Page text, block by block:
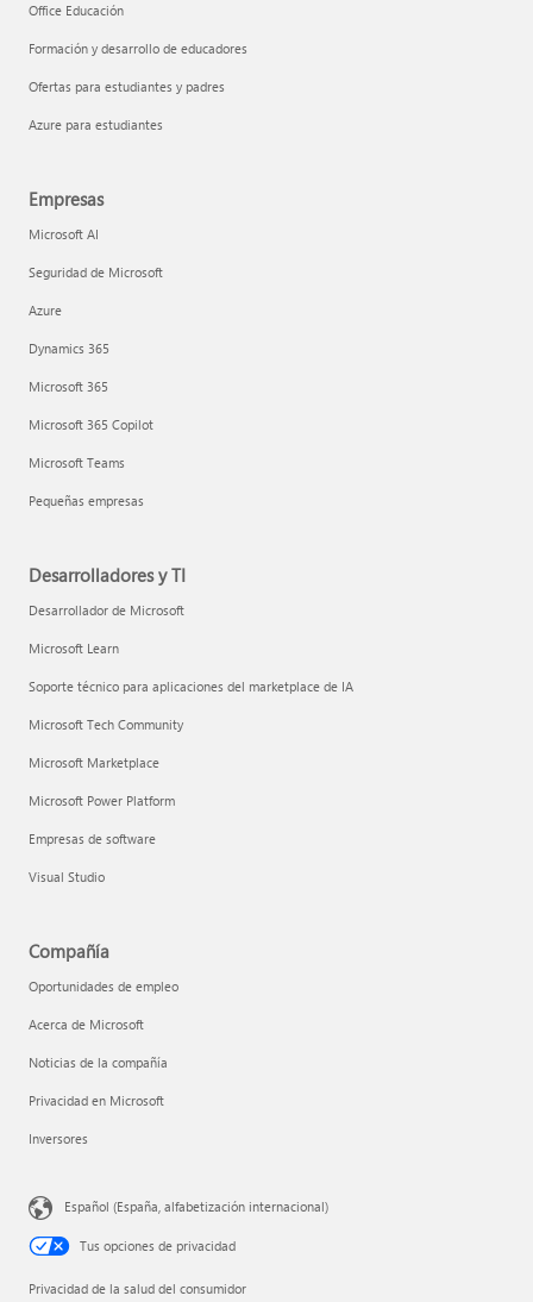
Office Educación
Formación y desarrollo de educadores
Ofertas para estudiantes y padres
Azure para estudiantes
Empresas
Microsoft AI
Seguridad de Microsoft
Azure
Dynamics 365
Microsoft 365
Microsoft 365 Copilot
Microsoft Teams
Pequeñas empresas
Desarrolladores y TI
Desarrollador de Microsoft
Microsoft Learn
Soporte técnico para aplicaciones del marketplace de IA
Microsoft Tech Community
Microsoft Marketplace
Microsoft Power Platform
Empresas de software
Visual Studio
Compañía
Oportunidades de empleo
Acerca de Microsoft
Noticias de la compañía
Privacidad en Microsoft
Inversores
Español (España, alfabetización internacional)
Tus opciones de privacidad
Privacidad de la salud del consumidor